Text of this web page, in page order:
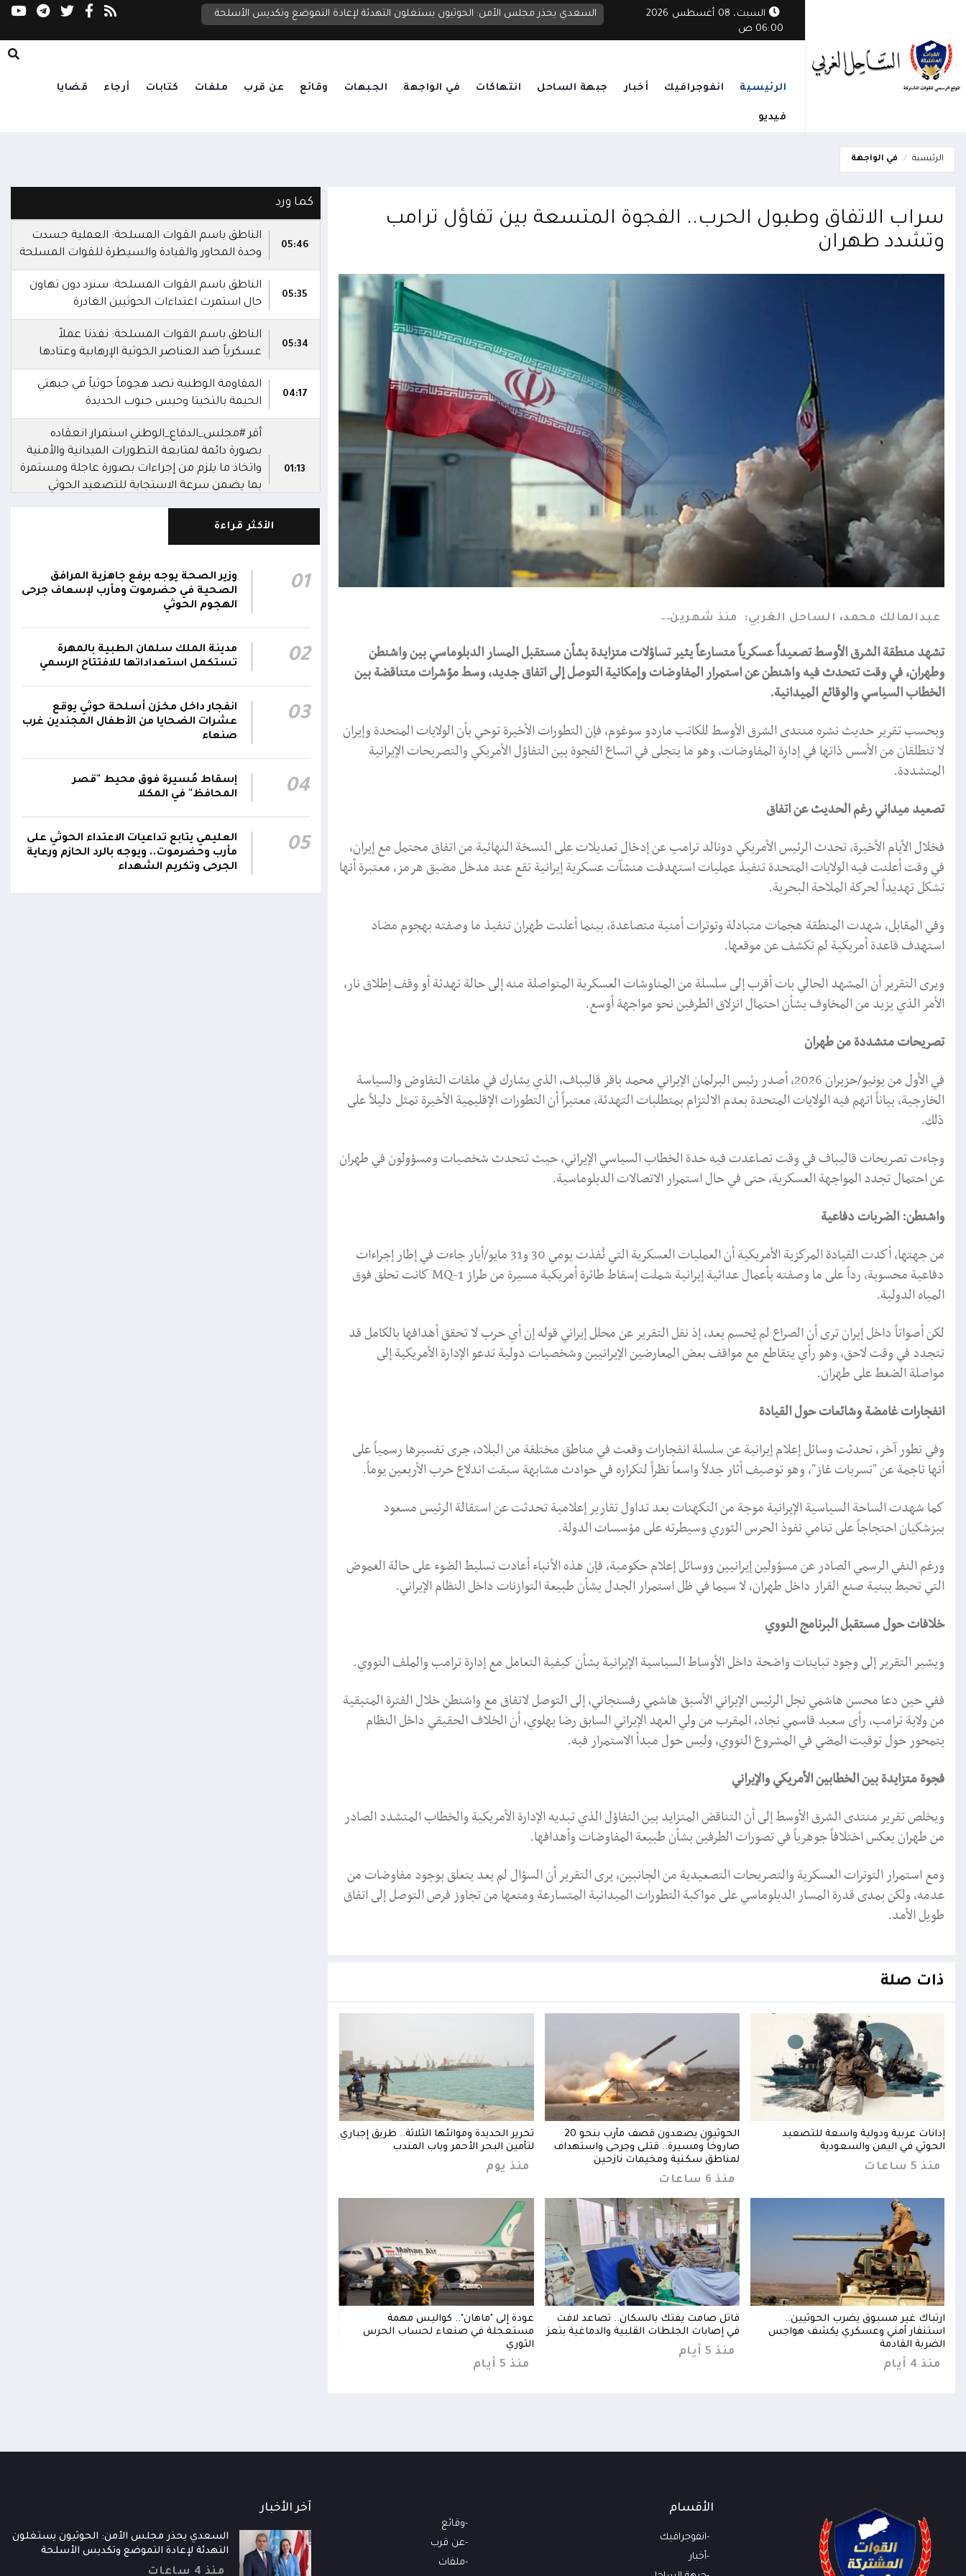
السبت، 08 أغسطس 2026
06:00 ص
اليمن لمجلس الأمن: التصعيد الحوثي بدعم إيراني يهدد اليمن والمنطقة والملاحة الدولية مجلس الأمن: لا رحلات إلى مطارات اليمن دون
الرئيسية انفوجرافيك أخبار جبهة الساحل انتهاكات في الواجهة الجبهات وقائع عن قرب ملفات كتابات أرجاء قضايا
فيديو
الرئيسية في الواجهة
سراب الاتفاق وطبول الحرب.. الفجوة المتسعة بين تفاؤل ترامب
وتشدد طهران
عبدالمالك محمد، الساحل الغربي: منذ شهرين
تشهد منطقة الشرق الأوسط تصعيداً عسكرياً متسارعاً يثير تساؤلات متزايدة بشأن مستقبل المسار الدبلوماسي بين واشنطن
وطهران، في وقت تتحدث فيه واشنطن عن استمرار المفاوضات وإمكانية التوصل إلى اتفاق جديد، وسط مؤشرات متناقضة بين
الخطاب السياسي والوقائع الميدانية.
وبحسب تقرير حديث نشره منتدى الشرق الأوسط للكاتب ماردو سوغوم، فإن التطورات الأخيرة توحي بأن الولايات المتحدة وإيران
لا تنطلقان من الأسس ذاتها في إدارة المفاوضات، وهو ما يتجلى في اتساع الفجوة بين التفاؤل الأمريكي والتصريحات الإيرانية
المتشددة.
تصعيد ميداني رغم الحديث عن اتفاق
فخلال الأيام الأخيرة، تحدث الرئيس الأمريكي دونالد ترامب عن إدخال تعديلات على النسخة النهائية من اتفاق محتمل مع إيران،
في وقت أعلنت فيه الولايات المتحدة تنفيذ عمليات استهدفت منشآت عسكرية إيرانية تقع عند مدخل مضيق هرمز، معتبرة أنها
تشكل تهديداً لحركة الملاحة البحرية.
وفي المقابل، شهدت المنطقة هجمات متبادلة وتوترات أمنية متصاعدة، بينما أعلنت طهران تنفيذ ما وصفته بهجوم مضاد
استهدف قاعدة أمريكية لم تكشف عن موقعها.
ويرى التقرير أن المشهد الحالي بات أقرب إلى سلسلة من المناوشات العسكرية المتواصلة منه إلى حالة تهدئة أو وقف إطلاق نار،
الأمر الذي يزيد من المخاوف بشأن احتمال انزلاق الطرفين نحو مواجهة أوسع.
تصريحات متشددة من طهران
في الأول من يونيو/حزيران 2026، أصدر رئيس البرلمان الإيراني محمد باقر قاليباف، الذي يشارك في ملفات التفاوض والسياسة
الخارجية، بياناً اتهم فيه الولايات المتحدة بعدم الالتزام بمتطلبات التهدئة، معتبراً أن التطورات الإقليمية الأخيرة تمثل دليلاً على
ذلك.
وجاءت تصريحات قاليباف في وقت تصاعدت فيه حدة الخطاب السياسي الإيراني، حيث تتحدث شخصيات ومسؤولون في طهران
عن احتمال تجدد المواجهة العسكرية، حتى في حال استمرار الاتصالات الدبلوماسية.
واشنطن: الضربات دفاعية
من جهتها، أكدت القيادة المركزية الأمريكية أن العمليات العسكرية التي نُفذت يومي 30 و31 مايو/أيار جاءت في إطار إجراءات
دفاعية محسوبة، رداً على ما وصفته بأعمال عدائية إيرانية شملت إسقاط طائرة أمريكية مسيرة من طراز MQ-1 كانت تحلق فوق
المياه الدولية.
لكن أصواتاً داخل إيران ترى أن الصراع لم يُحسم بعد، إذ نقل التقرير عن محلل إيراني قوله إن أي حرب لا تحقق أهدافها بالكامل قد
تتجدد في وقت لاحق، وهو رأي يتقاطع مع مواقف بعض المعارضين الإيرانيين وشخصيات دولية تدعو الإدارة الأمريكية إلى
مواصلة الضغط على طهران.
انفجارات غامضة وشائعات حول القيادة
وفي تطور آخر، تحدثت وسائل إعلام إيرانية عن سلسلة انفجارات وقعت في مناطق مختلفة من البلاد، جرى تفسيرها رسمياً على
أنها ناجمة عن "تسربات غاز"، وهو توصيف أثار جدلاً واسعاً نظراً لتكراره في حوادث مشابهة سبقت اندلاع حرب الأربعين يوماً.
كما شهدت الساحة السياسية الإيرانية موجة من التكهنات بعد تداول تقارير إعلامية تحدثت عن استقالة الرئيس مسعود
بيزشكيان احتجاجاً على تنامي نفوذ الحرس الثوري وسيطرته على مؤسسات الدولة.
ورغم النفي الرسمي الصادر عن مسؤولين إيرانيين ووسائل إعلام حكومية، فإن هذه الأنباء أعادت تسليط الضوء على حالة الغموض
التي تحيط ببنية صنع القرار داخل طهران، لا سيما في ظل استمرار الجدل بشأن طبيعة التوازنات داخل النظام الإيراني.
خلافات حول مستقبل البرنامج النووي
ويشير التقرير إلى وجود تباينات واضحة داخل الأوساط السياسية الإيرانية بشأن كيفية التعامل مع إدارة ترامب والملف النووي.
ففي حين دعا محسن هاشمي نجل الرئيس الإيراني الأسبق هاشمي رفسنجاني، إلى التوصل لاتفاق مع واشنطن خلال الفترة المتبقية
من ولاية ترامب، رأى سعيد قاسمي نجاد، المقرب من ولي العهد الإيراني السابق رضا بهلوي، أن الخلاف الحقيقي داخل النظام
يتمحور حول توقيت المضي في المشروع النووي، وليس حول مبدأ الاستمرار فيه.
فجوة متزايدة بين الخطابين الأمريكي والإيراني
ويخلص تقرير منتدى الشرق الأوسط إلى أن التناقض المتزايد بين التفاؤل الذي تبديه الإدارة الأمريكية والخطاب المتشدد الصادر
من طهران يعكس اختلافاً جوهرياً في تصورات الطرفين بشأن طبيعة المفاوضات وأهدافها.
ومع استمرار التوترات العسكرية والتصريحات التصعيدية من الجانبين، يرى التقرير أن السؤال لم يعد يتعلق بوجود مفاوضات من
عدمه، ولكن بمدى قدرة المسار الدبلوماسي على مواكبة التطورات الميدانية المتسارعة ومنعها من تجاوز فرص التوصل إلى اتفاق
طويل الأمد.
ذات صلة
إدانات عربية ودولية واسعة للتصعيد
الحوثي في اليمن والسعودية
منذ 5 ساعات
الحوثيون يصعدون قصف مأرب بنحو 20
صاروخاً ومسيرة.. قتلى وجرحى واستهداف
لمناطق سكنية ومخيمات نازحين
منذ 6 ساعات
تحرير الحديدة وموانئها الثلاثة.. طريق إجباري
لتأمين البحر الأحمر وباب المندب
منذ يوم
ارتباك غير مسبوق يضرب الحوثيين..
استنفار أمني وعسكري يكشف هواجس
الضربة القادمة
منذ 4 أيام
قاتل صامت يفتك بالسكان.. تصاعد لافت
في إصابات الجلطات القلبية والدماغية بتعز
منذ 5 أيام
عودة إلى "ماهان".. كواليس مهمة
مستعجلة في صنعاء لحساب الحرس
الثوري
منذ 5 أيام
إدانات عربية ودولية واسعة للتصعيد
كما ورد
05:46
الناطق باسم القوات المسلحة: العملية جسدت
وحدة المحاور والقيادة والسيطرة للقوات المسلحة
05:35
الناطق باسم القوات المسلحة: سنرد دون تهاون
حال استمرت اعتداءات الحوثيين الغادرة
05:34
الناطق باسم القوات المسلحة: نفذنا عملاً
عسكرياً ضد العناصر الحوثية الإرهابية وعتادها
04:17
المقاومة الوطنية تصد هجوماً حوثياً في جبهتي
الحيمة بالتحيتا وحيس جنوب الحديدة
01:13
أقر #مجلس_الدفاع_الوطني استمرار انعقاده
بصورة دائمة لمتابعة التطورات الميدانية والأمنية
واتخاذ ما يلزم من إجراءات بصورة عاجلة ومستمرة
بما يضمن سرعة الاستجابة للتصعيد الحوثي
01:12
العسكرية والأمنية والدفاع المدني وتعزيز التنسيق
بين مؤسسات الدولة وحماية المدنيين والمنشآت
الحيوية وضمان التنفيذ الفوري للإجراءات الكفيلة
أشاد #مجلس_الدفاع_الوطني بالدور السعودي في
حماية أمن المنطقة وممراتها المائية وتعزيز
الشراكات الإقليمية والدولية بما يخدم الأمن
والاستقرار في المنطقة
رحب #مجلس_الدفاع_الوطني باتفاقية مكة للدفاع
المشترك بين المملكة العربية السعودية وتركيا
وباكستان، مؤكدا انها خطوة استراتيجية لتعزيز
الأمن الجماعي والاستقرار الإقليمي والتعاون
الأكثر قراءة
01
وزير الصحة يوجه برفع جاهزية المرافق
الصحية في حضرموت ومأرب لإسعاف جرحى
الهجوم الحوثي
02
مدينة الملك سلمان الطبية بالمهرة
تستكمل استعداداتها للافتتاح الرسمي
03
انفجار داخل مخزن أسلحة حوثي يوقع
عشرات الضحايا من الأطفال المجندين غرب
صنعاء
04
إسقاط مُسيرة فوق محيط "قصر
المحافظ" في المكلا
05
العليمي يتابع تداعيات الاعتداء الحوثي على
مأرب وحضرموت.. ويوجه بالرد الحازم ورعاية
الجرحى وتكريم الشهداء
الأقسام
انفوجرافيك
أخبار
وقائع
عن قرب
ملفات
آخر الأخبار
السعدي يحذر مجلس الأمن: الحوثيون يستغلون
التهدئة لإعادة التموضع وتكديس الأسلحة
منذ 4 ساعات